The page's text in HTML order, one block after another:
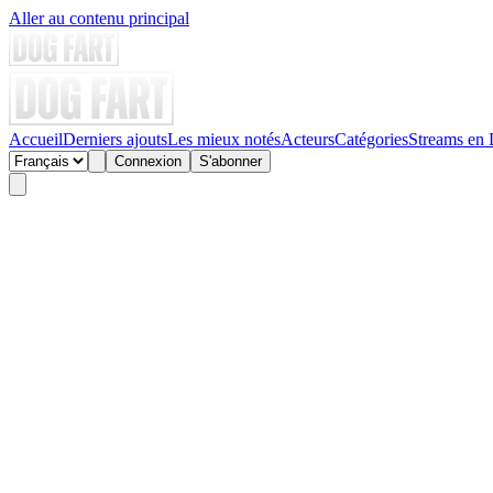
Aller au contenu principal
AccueilDerniers ajoutsLes mieux notésActeursCatégoriesStreams en
Connexion S'abonner